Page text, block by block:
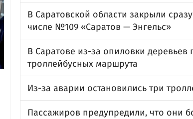
В Саратовской области закрыли
числе №109 «Саратов — Энгельс»
В Саратове из-за опиловки деревьев
троллейбусных маршрута
Из-за аварии остановились три
Пассажиров предупредили, что они